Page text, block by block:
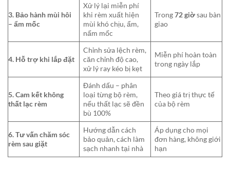
3. Bảo hành mùi hôi
– ẩm mốc
Xử lý lại miễn phí
khi rèm xuất hiện
mùi khó chịu, ẩm,
nấm mốc
Trong72 giờsau bàn
giao
4. Hỗ trợ khi lắp đặt
Chỉnh sửa lệch rèm,
căn chỉnh độ cao,
xử lý ray kéo bị kẹt
Miễn phí hoàn toàn
trong ngày lắp
5. Cam kết không
thất lạc rèm
Đánh dấu – phân
loại từng bộ rèm,
nếu thất lạc sẽ đền
bù 100%
Theo giá trị thực tế
của bộ rèm
6. Tư vấn chăm sóc
rèm sau giặt
Hướng dẫn cách
bảo quản, cách làm
sạch nhanh tại nhà
Áp dụng cho mọi
đơn hàng, không giới
hạn